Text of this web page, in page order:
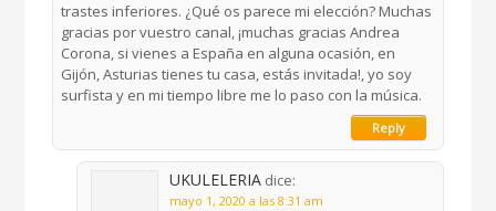
trastes inferiores. ¿Qué os parece mi elección? Muchas
gracias por vuestro canal, ¡muchas gracias Andrea
Corona, si vienes a España en alguna ocasión, en
Gijón, Asturias tienes tu casa, estás invitada!, yo soy
surfista y en mi tiempo libre me lo paso con la música.
Reply
UKULELERIA dice:
mayo 1, 2020 a las 8:31 am